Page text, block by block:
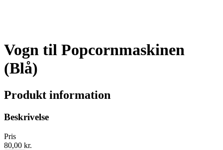
Vogn til Popcornmaskinen
(Blå)
Produkt information
Beskrivelse
Pris
80,00 kr.